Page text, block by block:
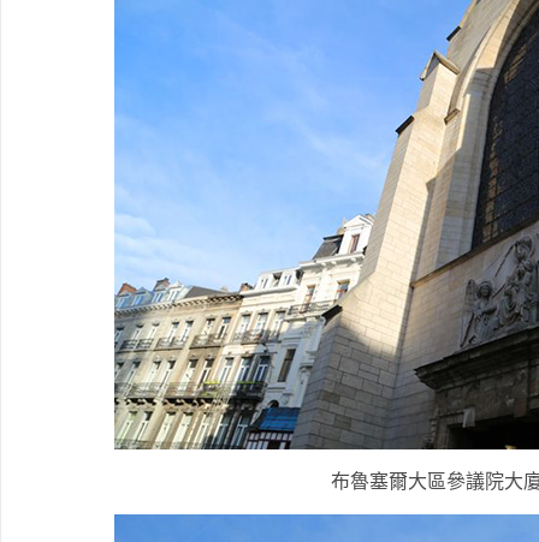
布魯塞爾大區參議院大